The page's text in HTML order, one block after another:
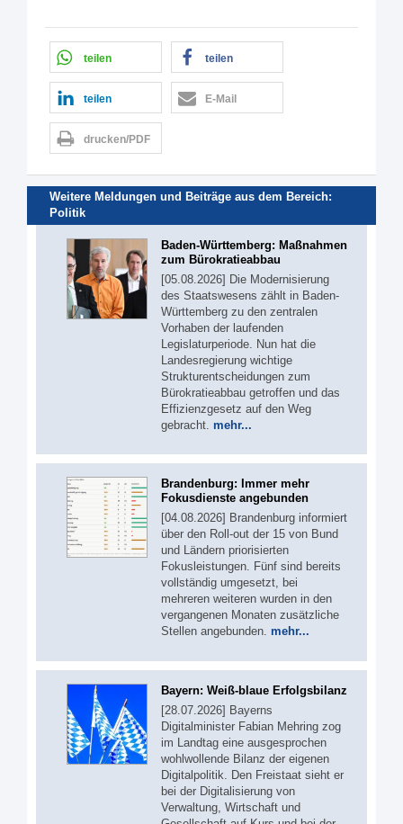
teilen teilen
teilen E-Mail
drucken/PDF
Weitere Meldungen und Beiträge aus dem Bereich:
Politik
Baden-Württemberg: Maßnahmen
zum Bürokratieabbau
[05.08.2026] Die Modernisierung
des Staatswesens zählt in Baden-
Württemberg zu den zentralen
Vorhaben der laufenden
Legislaturperiode. Nun hat die
Landesregierung wichtige
Strukturentscheidungen zum
Bürokratieabbau getroffen und das
Effizienzgesetz auf den Weg
gebracht. mehr...
Brandenburg: Immer mehr
Fokusdienste angebunden
[04.08.2026] Brandenburg informiert
über den Roll-out der 15 von Bund
und Ländern priorisierten
Fokusleistungen. Fünf sind bereits
vollständig umgesetzt, bei
mehreren weiteren wurden in den
vergangenen Monaten zusätzliche
Stellen angebunden. mehr...
Bayern: Weiß-blaue Erfolgsbilanz
[28.07.2026] Bayerns
Digitalminister Fabian Mehring zog
im Landtag eine ausgesprochen
wohlwollende Bilanz der eigenen
Digitalpolitik. Den Freistaat sieht er
bei der Digitalisierung von
Verwaltung, Wirtschaft und